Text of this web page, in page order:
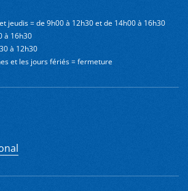
jeudis = de 9h00 à 12h30 et de 14h00 à 16h30
à 16h30
à 12h30
et les jours fériés = fermeture